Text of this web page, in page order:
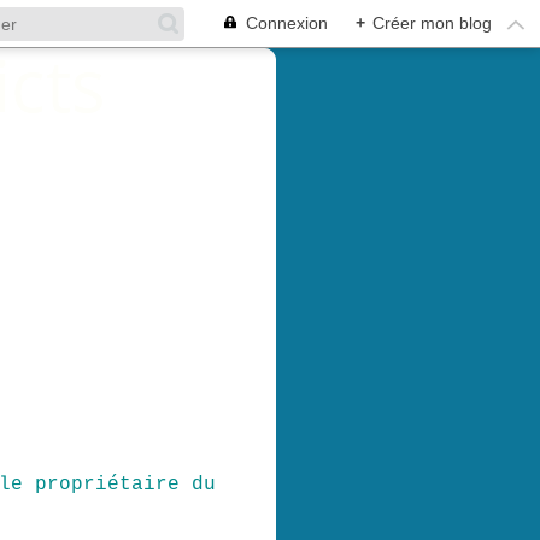
Connexion + Créer mon blog
propriétaire du